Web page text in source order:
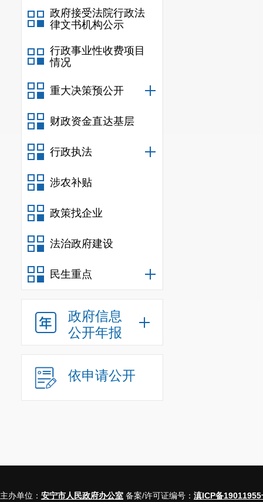
政府接受法院行政法
律文书机构公示
行政事业性收费项目
情况
重大决策预公开
财政资金直达基层
行政执法
涉农补贴
政策找企业
法治政府建设
民生重点
政府信息
公开年报
依申请公开
主办单位： 安宁市人民政府办公室 备案/许可证编号： 滇ICP备